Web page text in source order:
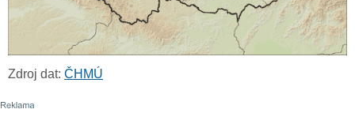
Zdroj dat: ČHMÚ